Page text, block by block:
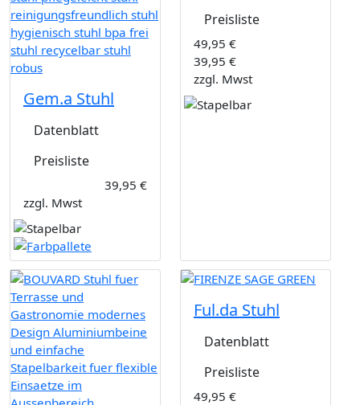
Gem.a Stuhl
Datenblatt
Preisliste
39,95 €
zzgl. Mwst
Preisliste
49,95 €
39,95 €
zzgl. Mwst
Ful.da Stuhl
Datenblatt
Preisliste
49,95 €